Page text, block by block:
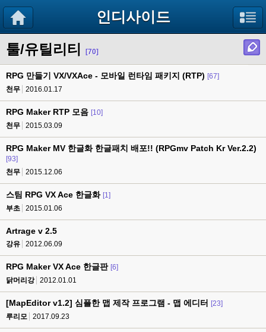
인디사이드
툴/유틸리티 [70]
RPG 만들기 VX/VXAce - 모바일 런타임 패키지 (RTP) [67]
천무
2016.01.17
RPG Maker RTP 모음 [10]
천무
2015.03.09
RPG Maker MV 한글화 한글패치 배포!! (RPGmv Patch Kr Ver.2.2)
[93]
천무
2015.12.06
스팀 RPG VX Ace 한글화 [1]
부초
2015.01.06
Artrage v 2.5
강유 2012.06.09
RPG Maker VX Ace 한글판 [6]
닭머리강
2012.01.01
[MapEditor v1.2] 심플한 맵 제작 프로그램 - 맵 에디터
[23]
루리모
2017.09.23